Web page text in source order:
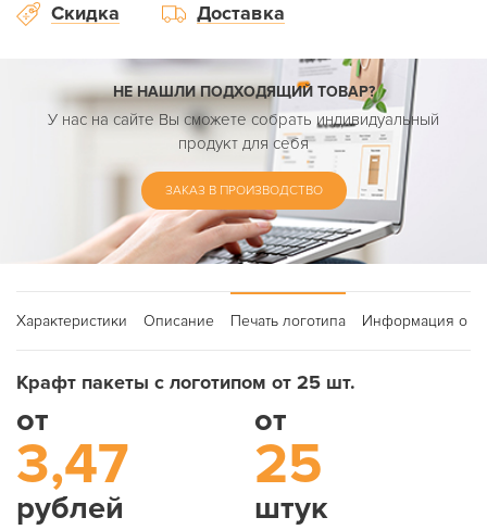
Скидка Доставка
НЕ НАШЛИ ПОДХОДЯЩИЙ ТОВАР?
У нас на сайте Вы сможете собрать индивидуальный
продукт для себя
ЗАКАЗ В ПРОИЗВОДСТВО
Характеристики Описание Печать логотипа Информация о
Крафт пакеты с логотипом от 25 шт.
от
3,47
рублей
от
25
штук